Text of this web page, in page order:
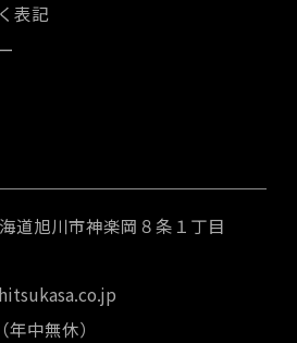
表記
道旭川市神楽岡８条１丁目
中無休）